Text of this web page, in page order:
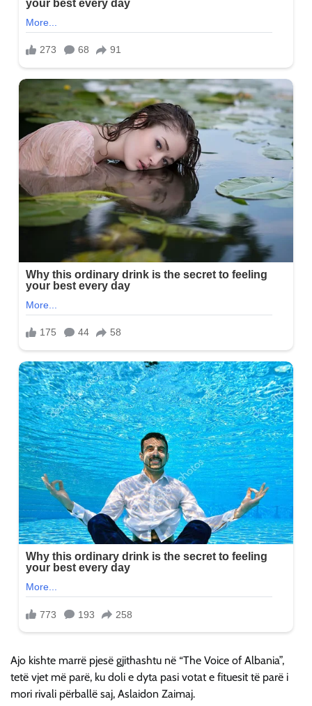
Ajo kishte marrë pjesë gjithashtu në “The Voice of Albania”,
tetë vjet më parë, ku doli e dyta pasi votat e fituesit të parë i
mori rivali përballë saj, Aslaidon Zaimaj.